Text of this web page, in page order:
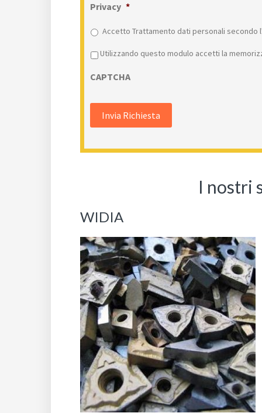
Privacy *
Accetto Trattamento dati personali secondo
Privacy *
Utilizzando questo modulo accetti la
CAPTCHA
I nostri
WIDIA